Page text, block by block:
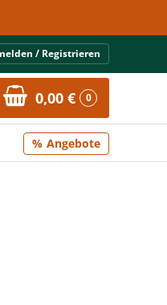
/ Registrieren
0,00 € 0
Angebote